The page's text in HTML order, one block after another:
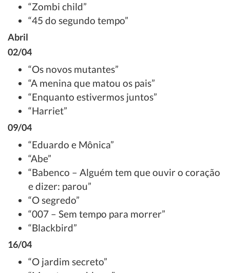
“Zombi child”
“45 do segundo tempo”
Abril
02/04
“Os novos mutantes”
“A menina que matou os pais”
“Enquanto estivermos juntos”
“Harriet”
09/04
“Eduardo e Mônica”
“Abe”
“Babenco – Alguém tem que ouvir o coração
e dizer: parou”
“O segredo”
“007 – Sem tempo para morrer”
“Blackbird”
16/04
“O jardim secreto”